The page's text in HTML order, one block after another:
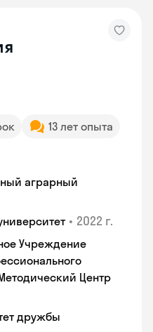
13 лет опыта
аграрный
• 2022 г.
Учреждение
Центр
дружбы